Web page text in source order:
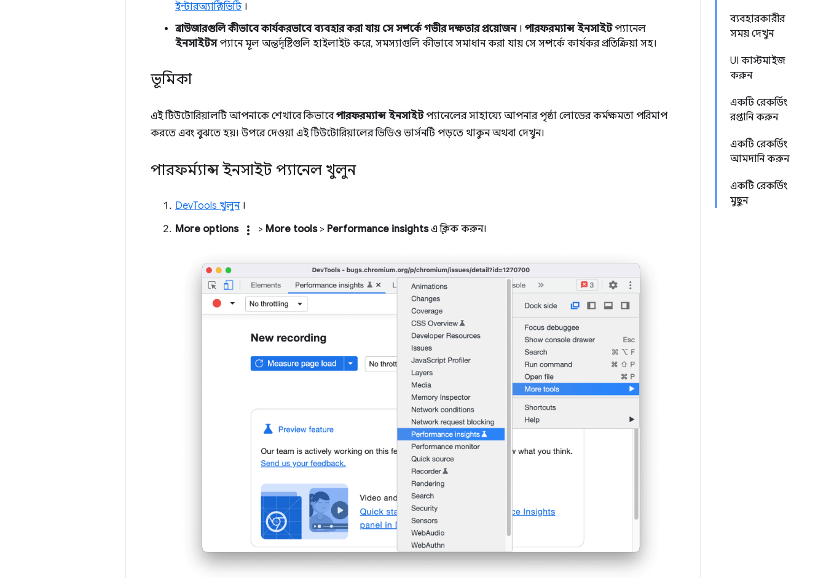
ব্যবহারকারীর
সময় দেখুন
UI কাস্টমাইজ
করুন
একটি রেকর্ডিং
রপ্তানি করুন
একটি রেকর্ডিং
আমদানি করুন
একটি রেকর্ডিং
মুছুন
ইন্টারঅ্যাক্টিভিটি।
ব্রাউজারগুলি কীভাবে কার্যকরভাবে ব্যবহার করা যায় সে সম্পর্কে গভীর দক্ষতার প্রয়োজন। পারফরম্যান্স ইনসাইটপ্যানেল
ইনসাইটসপ্যানে মূল অন্তর্দৃষ্টিগুলি হাইলাইট করে, সমস্যাগুলি কীভাবে সমাধান করা যায় সে সম্পর্কে কার্যকর প্রতিক্রিয়া সহ।
ভূমিকা
এই টিউটোরিয়ালটি আপনাকে শেখাবে কিভাবেপারফরম্যান্স ইনসাইটপ্যানেলের সাহায্যে আপনার পৃষ্ঠা লোডের কর্মক্ষমতা পরিমাপ
করতে এবং বুঝতে হয়। উপরে দেওয়া এই টিউটোরিয়ালের ভিডিও ভার্সনটি পড়তে থাকুন অথবা দেখুন।
পারফর্ম্যান্স ইনসাইট প্যানেল খুলুন
DevTools খুলুন।
More options
more_vert > More tools> Performance insightsএ ক্লিক করুন।